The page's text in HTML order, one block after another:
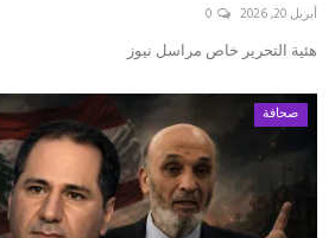
حياة
أبريل 20, 2026 0
هئية التحرير خاص مراسل نيوز
صحافة